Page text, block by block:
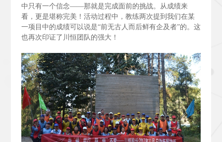
中只有一个信念——那就是完成面前的挑战。从成绩来
看，更是堪称完美！活动过程中，教练两次提到我们在某
一项目中的成绩可以说是“前无古人而后鲜有企及者”的。这
也再次印证了川恒团队的强大！